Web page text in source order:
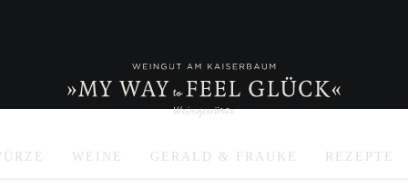
WEINE GERALD & FRAUKE REZEPTE